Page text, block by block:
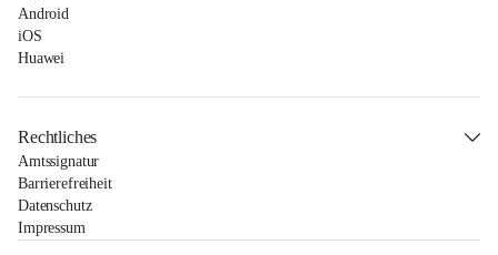
Android
iOS
Huawei
Rechtliches
Amtssignatur
Barrierefreiheit
Datenschutz
Impressum